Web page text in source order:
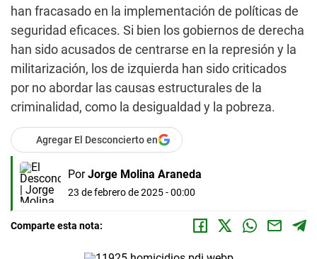
han fracasado en la implementación de políticas de
seguridad eficaces. Si bien los gobiernos de derecha
han sido acusados de centrarse en la represión y la
militarización, los de izquierda han sido criticados
por no abordar las causas estructurales de la
criminalidad, como la desigualdad y la pobreza.
Agregar El Desconcierto en
Por Jorge Molina Araneda
23 de febrero de 2025 - 00:00
Comparte esta nota: